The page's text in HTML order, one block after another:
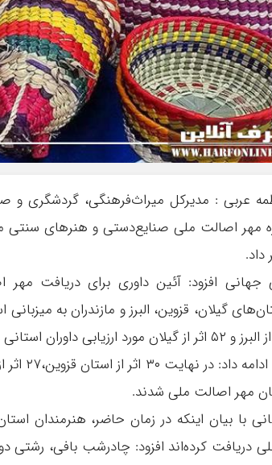
عربی : مدیرکل میراث‌فرهنگی، گردشگری و
داد.
جهانی افزود: آئین داوری برای دریافت
مورد ارزیابی داوران استانی و کشوری قرار گرفتند.
مهر اصالت ملی شدند.
دریافت کرده‌اند افزود: چادرشب بافی، رشتی